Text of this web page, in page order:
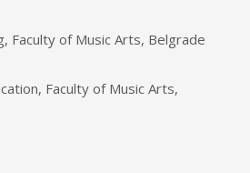
Faculty of Music Arts, Belgrade
Faculty of Music Arts,